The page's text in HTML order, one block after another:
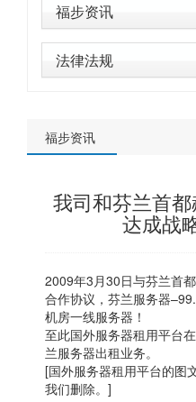
福步资讯
法律法规
福步资讯
我司和芬兰首
达成战
2009年3月30日与芬兰首
合作协议， 芬兰服务器
机房一线服务器！
至此国外服务器租用平台在
兰服务器出租业务。
[国外服务器租用平台的图
我们删除。]